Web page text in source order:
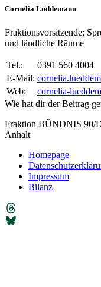
Cornelia Lüddemann
Fraktionsvorsitzende;
und ländliche Räume
Tel.:
0391 560 4004
E-Mail:
Web:
cornelia-
Wie hat dir der Beitrag
Fraktion BÜNDNIS 90/
Anhalt
Homepage
Impressum
Bilanz